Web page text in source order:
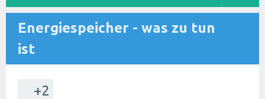
Energiespeicher - was zu tun
ist
+2